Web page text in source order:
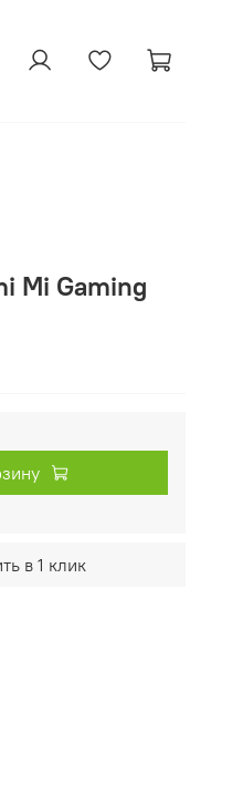
Mi Gaming
в 1 клик